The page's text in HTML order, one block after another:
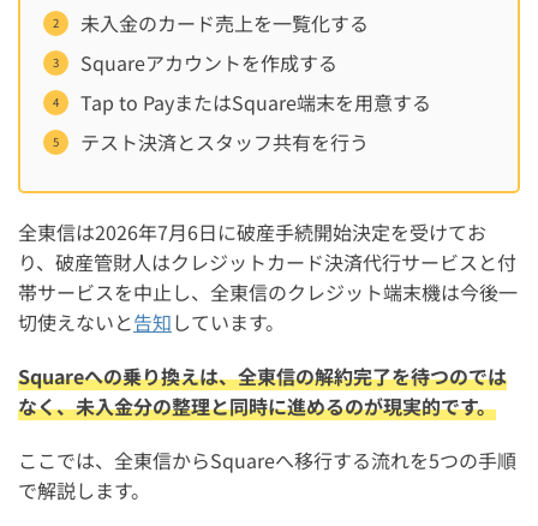
未入金のカード売上を一覧化する
Squareアカウントを作成する
Tap to PayまたはSquare端末を用意する
テスト決済とスタッフ共有を行う
全東信は2026年7月6日に破産手続開始決定を受けてお
り、破産管財人はクレジットカード決済代行サービスと付
帯サービスを中止し、全東信のクレジット端末機は今後一
切使えないと告知しています。
Squareへの乗り換えは、全東信の解約完了を待つのでは
なく、未入金分の整理と同時に進めるのが現実的です。
ここでは、全東信からSquareへ移行する流れを5つの手順
で解説します。